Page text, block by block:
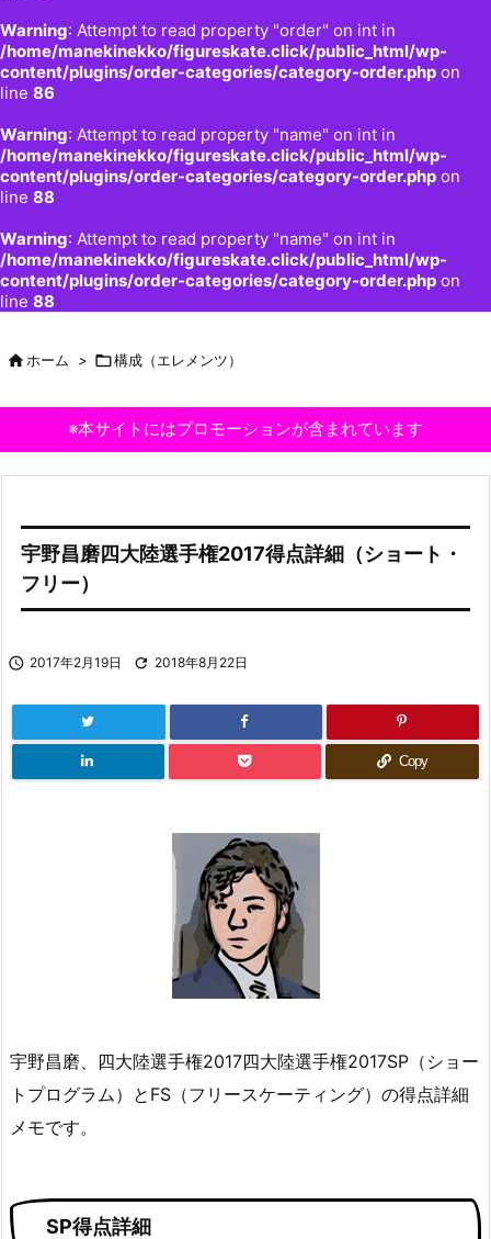
Warning: Attempt to read property "order" on int in
/home/manekinekko/figureskate.click/public_html/wp-
content/plugins/order-categories/category-order.php on
line 86
Warning: Attempt to read property "name" on int in
/home/manekinekko/figureskate.click/public_html/wp-
content/plugins/order-categories/category-order.php on
line 88
Warning: Attempt to read property "name" on int in
/home/manekinekko/figureskate.click/public_html/wp-
content/plugins/order-categories/category-order.php on
line 88
ホーム > 構成（エレメンツ）
※本サイトにはプロモーションが含まれています
宇野昌磨四大陸選手権2017得点詳細（ショート・
フリー）
 2017年2月19日  2018年8月22日
Copy
宇野昌磨、四大陸選手権2017四大陸選手権2017SP（ショー
トプログラム）とFS（フリースケーティング）の得点詳細
メモです。
SP得点詳細